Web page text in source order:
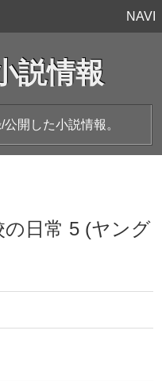
NAVI
説情報
開した小説情報。
の日常 5 (ヤング